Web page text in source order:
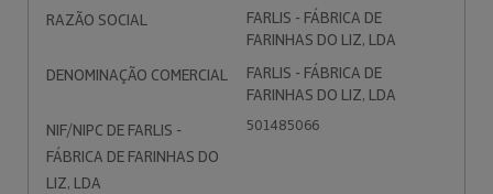
RAZÃO SOCIAL
FARLIS - FÁBRICA DE
FARINHAS DO LIZ, LDA
DENOMINAÇÃO COMERCIAL
FARLIS - FÁBRICA DE
FARINHAS DO LIZ, LDA
NIF/NIPC DE FARLIS -
FÁBRICA DE FARINHAS DO
LIZ, LDA
501485066